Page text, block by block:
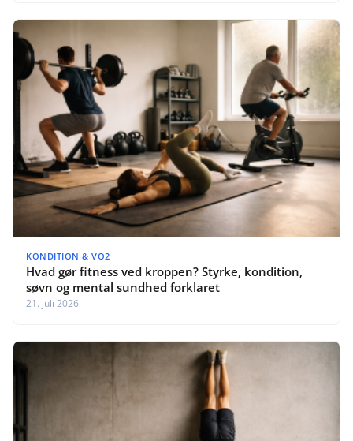
KONDITION & VO2
Hvad gør fitness ved kroppen? Styrke, kondition,
søvn og mental sundhed forklaret
21. juli 2026